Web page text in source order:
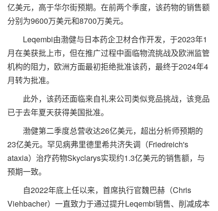
亿美元，高于华尔街预期。在前两个季度，该药物的销售额
分别为9600万美元和8700万美元。
Leqembi由渤健与日本药企卫材合作开发，于2023年1
月在美获批上市，但在推广过程中面临物流挑战及欧洲监管
机构的阻力，欧洲方面最初拒绝批准该药，最终于2024年4
月转为批准。
此外，该药还面临来自礼来公司类似竞品挑战，该竞品
已于去年夏天获得美国批准。
渤健第二季度总营收达26亿美元，超出分析师预期的
23亿美元。罕见病弗里德里希共济失调（Friedreich's
ataxia）治疗药物Skyclarys实现约1.3亿美元的销售额，与
预期一致。
自2022年底上任以来，首席执行官魏巴赫（Chris
Viehbacher）一直致力于通过提升Leqembi销售、削减成本